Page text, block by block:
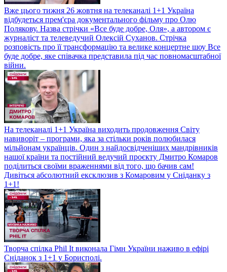
Вже цього тижня 26 жовтня на телеканалі 1+1 Україна
відбудеться прем'єра документального фільму про Олю
Полякову. Назва стрічки «Все буде добре, Оля», а автором є
журналіст та телеведучий Олексій Суханов. Стрічка
розповість про її трансформацію та велике концертне шоу Все
буде добре, яке співачка представила під час повномасштабної
війни.
На телеканалі 1+1 Україна виходить продовження Світу
навиворіт – програми, яка за стільки років полюбилася
мільйонам українців. Один з найдосвідченіших мандрівників
нашої країни та постійний ведучий проєкту Дмитро Комаров
поділиться своїми враженнями від того, що бачив сам!
Дивіться абсолютний ексклюзив з Комаровим у Сніданку з
1+1!
Творча спілка Phil It виконала Гімн України наживо в ефірі
Сніданок з 1+1 у Борисполі.